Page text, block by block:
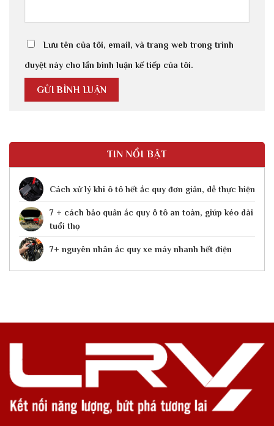
Lưu tên của tôi, email, và trang web trong trình
duyệt này cho lần bình luận kế tiếp của tôi.
TIN NỔI BẬT
Cách xử lý khi ô tô hết ắc quy​ đơn giản, dễ thực hiện
7 + cách bảo quản ắc quy ô tô an toàn, giúp kéo dài
tuổi thọ
7+ nguyên nhân ắc quy xe máy nhanh hết điện